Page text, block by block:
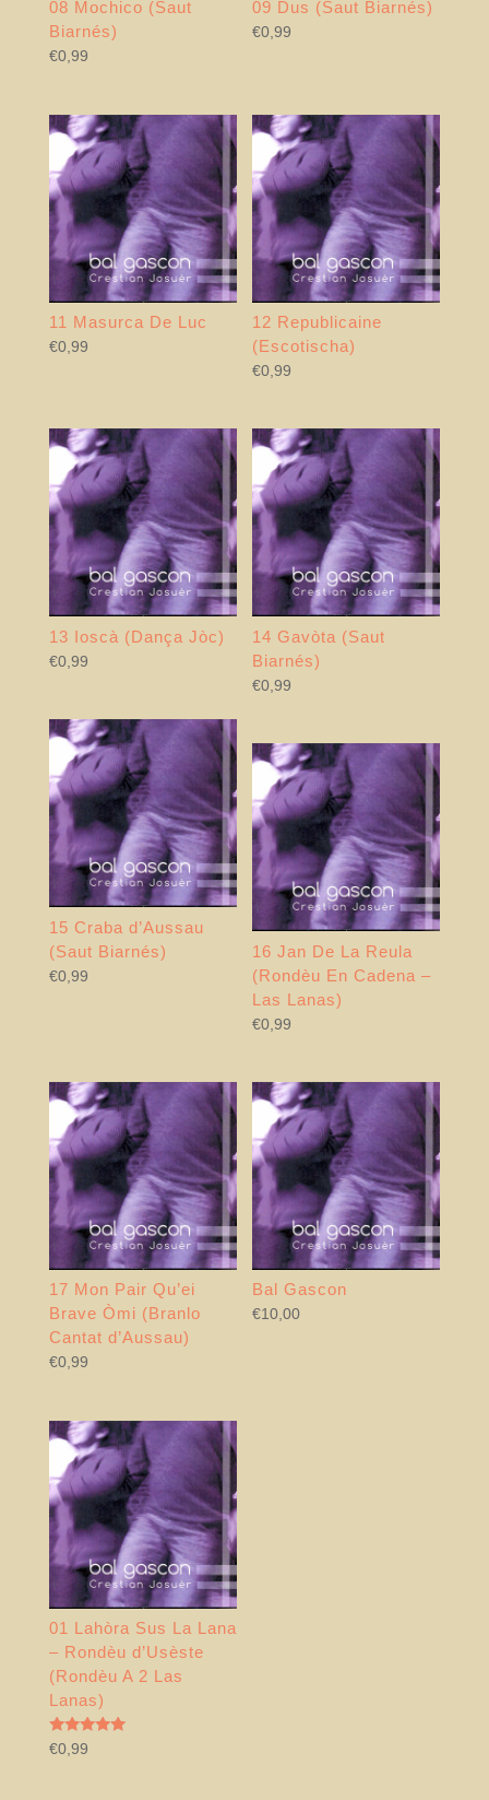
08 Mochico (Saut
Biarnés)
€0,99
09 Dus (Saut Biarnés)
€0,99
11 Masurca De Luc
€0,99
12 Republicaine
(Escotischa)
€0,99
13 Ioscà (Dança Jòc)
€0,99
14 Gavòta (Saut
Biarnés)
€0,99
15 Craba d’Aussau
(Saut Biarnés)
€0,99
16 Jan De La Reula
(Rondèu En Cadena –
Las Lanas)
€0,99
17 Mon Pair Qu’ei
Brave Òmi (Branlo
Cantat d’Aussau)
€0,99
Bal Gascon
€10,00
01 Lahòra Sus La Lana
– Rondèu d’Usèste
(Rondèu A 2 Las
Lanas)
Note
5.00
€0,99